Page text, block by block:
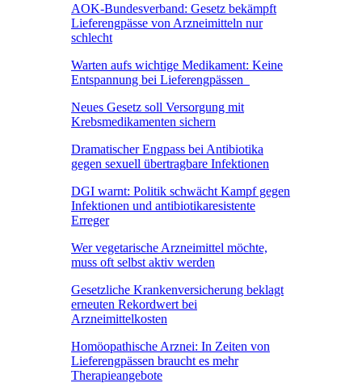
AOK-Bundesverband: Gesetz bekämpft
Lieferengpässe von Arzneimitteln nur
schlecht
Warten aufs wichtige Medikament: Keine
Entspannung bei Lieferengpässen
Neues Gesetz soll Versorgung mit
Krebsmedikamenten sichern
Dramatischer Engpass bei Antibiotika
gegen sexuell übertragbare Infektionen
DGI warnt: Politik schwächt Kampf gegen
Infektionen und antibiotikaresistente
Erreger
Wer vegetarische Arzneimittel möchte,
muss oft selbst aktiv werden
Gesetzliche Krankenversicherung beklagt
erneuten Rekordwert bei
Arzneimittelkosten
Homöopathische Arznei: In Zeiten von
Lieferengpässen braucht es mehr
Therapieangebote